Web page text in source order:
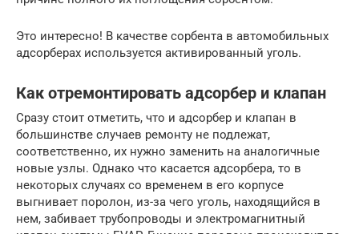
Это интересно! В качестве сорбента в автомобильных
адсорберах используется активированный уголь.
Как отремонтировать адсорбер и клапан
Сразу стоит отметить, что и адсорбер и клапан в
большинстве случаев ремонту не подлежат,
соответственно, их нужно заменить на аналогичные
новые узлы. Однако что касается адсорбера, то в
некоторых случаях со временем в его корпусе
выгнивает поролон, из-за чего уголь, находящийся в
нем, забивает трубопроводы и электромагнитный